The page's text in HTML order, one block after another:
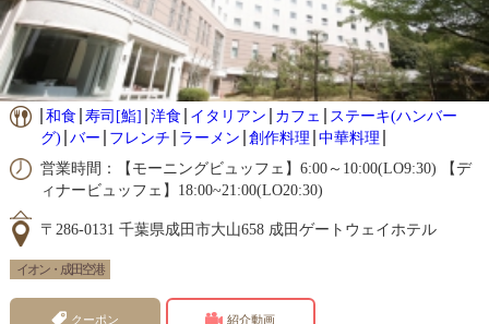
和食 寿司[鮨] 洋食 イタリアン カフェ
ステーキ(ハンバー
グ) バー フレンチ ラーメン 創作料理 中華料理
営業時間：【モーニングビュッフェ】6:00～10:00(LO9:30) 【デ
ィナービュッフェ】18:00~21:00(LO20:30)
〒286-0131 千葉県成田市大山658 成田ゲートウェイホテル
イオン・成田空港
クーポン 紹介動画